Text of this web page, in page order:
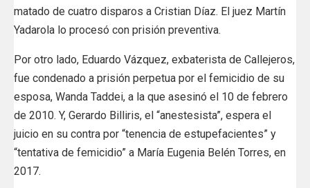
matado de cuatro disparos a Cristian Díaz. El juez Martín
Yadarola lo procesó con prisión preventiva.
Por otro lado, Eduardo Vázquez, exbaterista de Callejeros,
fue condenado a prisión perpetua por el femicidio de su
esposa, Wanda Taddei, a la que asesinó el 10 de febrero
de 2010. Y, Gerardo Billiris, el “anestesista”, espera el
juicio en su contra por “tenencia de estupefacientes” y
“tentativa de femicidio” a María Eugenia Belén Torres, en
2017.